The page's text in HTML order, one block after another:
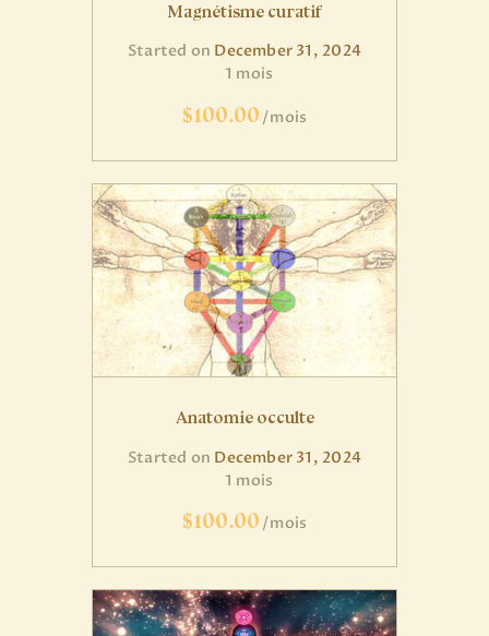
Magnétisme curatif
Started on December 31, 2024
1 mois
$100.00 mois
Anatomie occulte
Started on December 31, 2024
1 mois
$100.00 mois